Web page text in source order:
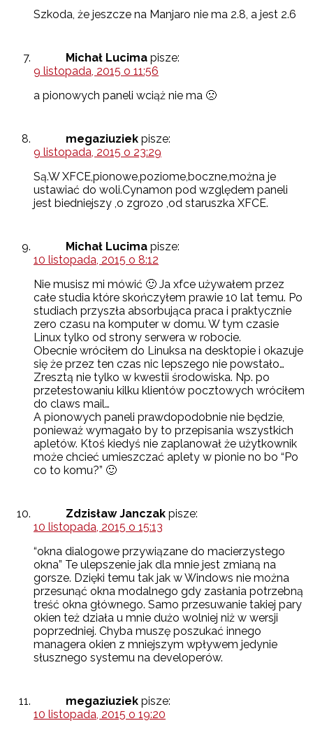
Szkoda, że jeszcze na Manjaro nie ma 2.8, a jest 2.6
Michał Lucima pisze:
9 listopada, 2015 o 11:56
a pionowych paneli wciąż nie ma 🙁
megaziuziek pisze:
9 listopada, 2015 o 23:29
Są.W XFCE,pionowe,poziome,boczne,można je
ustawiać do woli.Cynamon pod względem paneli
jest biedniejszy ,o zgrozo ,od staruszka XFCE.
Michał Lucima pisze:
10 listopada, 2015 o 8:12
Nie musisz mi mówić 🙂 Ja xfce używałem przez
całe studia które skończyłem prawie 10 lat temu. Po
studiach przyszła absorbująca praca i praktycznie
zero czasu na komputer w domu. W tym czasie
Linux tylko od strony serwera w robocie.
Obecnie wróciłem do Linuksa na desktopie i okazuje
się że przez ten czas nic lepszego nie powstało…
Zresztą nie tylko w kwestii środowiska. Np. po
przetestowaniu kilku klientów pocztowych wróciłem
do claws mail…
A pionowych paneli prawdopodobnie nie będzie,
ponieważ wymagało by to przepisania wszystkich
apletów. Ktoś kiedyś nie zaplanował że użytkownik
może chcieć umieszczać aplety w pionie no bo “Po
co to komu?” 🙂
Zdzisław Janczak pisze:
10 listopada, 2015 o 15:13
“okna dialogowe przywiązane do macierzystego
okna” Te ulepszenie jak dla mnie jest zmianą na
gorsze. Dzięki temu tak jak w Windows nie można
przesunąć okna modalnego gdy zasłania potrzebną
treść okna głównego. Samo przesuwanie takiej pary
okien też działa u mnie dużo wolniej niż w wersji
poprzedniej. Chyba muszę poszukać innego
managera okien z mniejszym wpływem jedynie
słusznego systemu na developerów.
megaziuziek pisze:
10 listopada, 2015 o 19:20